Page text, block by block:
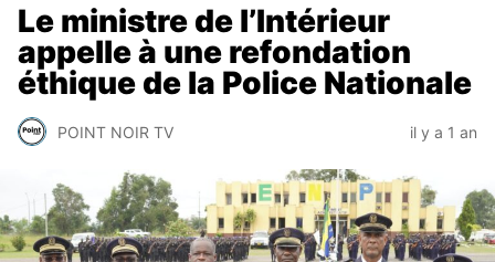
Le ministre de l’Intérieur
appelle à une refondation
éthique de la Police Nationale
POINT NOIR TV il y a 1 an